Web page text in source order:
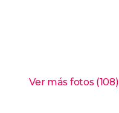
Ver más fotos (108)